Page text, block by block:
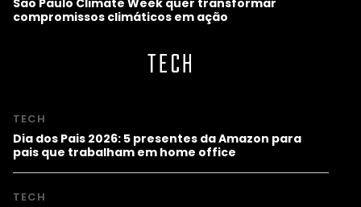
compromissos climáticos em ação
TECH
TECH
Dia dos Pais 2026: 5 presentes da Amazon para
pais que trabalham em home office
TECH